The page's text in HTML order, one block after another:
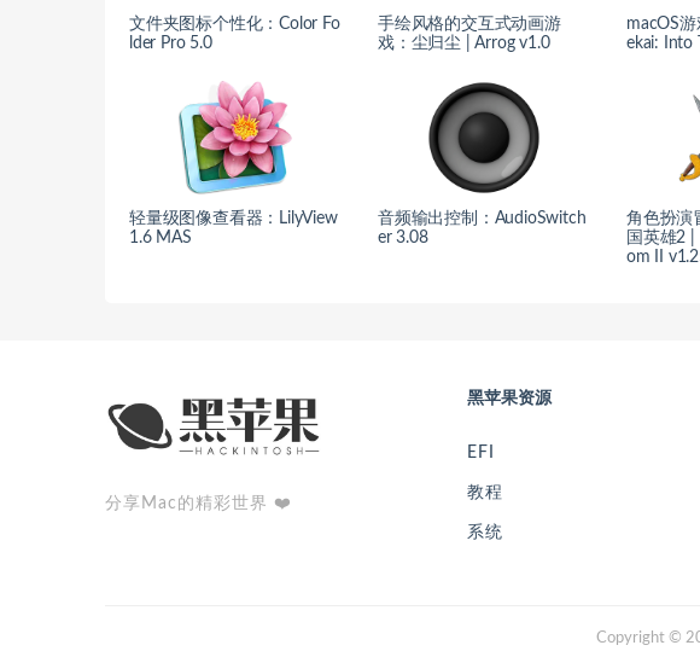
文件夹图标个性化：Color Fo
lder Pro 5.0
手绘风格的交互式动画游
戏：尘归尘 | Arrog v1.0
macOS
ekai: Into
轻量级图像查看器：LilyView
1.6 MAS
音频输出控制：AudioSwitch
er 3.08
角色扮演
国英雄2 |
om II
分享Mac的精彩世界 ❤️
黑苹果资源
EFI
教程
系统
Copyright ©